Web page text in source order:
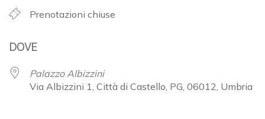
Prenotazioni chiuse
DOVE
Palazzo Albizzini
Via Albizzini 1, Città di Castello, PG, 06012, Umbria